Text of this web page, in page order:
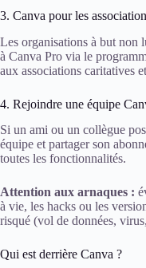
3. Canva pour les
Les organisations à but non
à Canva Pro via le
aux associations caritatives
4. Rejoindre une équipe
Si un ami ou un collègue
équipe et partager son
toutes les fonctionnalités.
Attention aux arnaques :
à vie, les hacks ou les
risqué (vol de données,
Qui est derrière Canva ?